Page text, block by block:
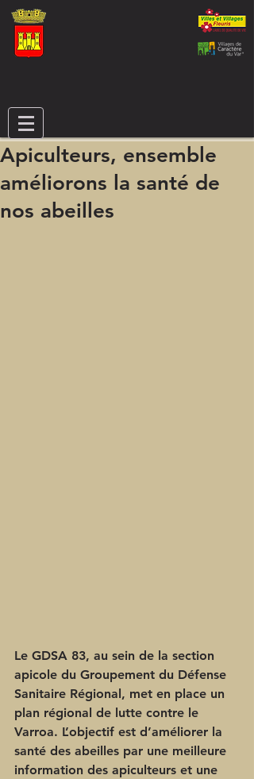
Apiculteurs, ensemble
améliorons la santé de
nos abeilles
Le GDSA 83, au sein de la section
apicole du Groupement du Défense
Sanitaire Régional, met en place un
plan régional de lutte contre le
Varroa. L’objectif est d’améliorer la
santé des abeilles par une meilleure
information des apiculteurs et une